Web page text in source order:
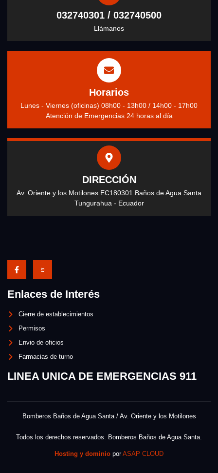
032740301 / 032740500
Llámanos
Horarios
Lunes - Viernes (oficinas) 08h00 - 13h00 / 14h00 - 17h00
Atención de Emergencias 24 horas al día
DIRECCIÓN
Av. Oriente y los Motilones EC180301 Baños de Agua Santa
Tungurahua - Ecuador
Enlaces de Interés
Cierre de establecimientos
Permisos
Envio de oficios
Farmacias de turno
LINEA UNICA DE EMERGENCIAS 911
Bomberos Baños de Agua Santa / Av. Oriente y los Motilones
Todos los derechos reservados. Bomberos Baños de Agua Santa.
Hosting y dominio porASAP CLOUD